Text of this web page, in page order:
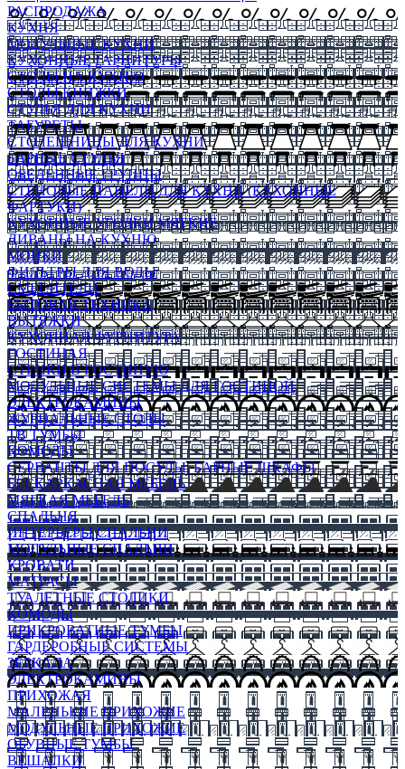
РАСПРОДАЖА
КУХНЯ
МОДУЛЬНЫЕ КУХНИ
КУХОННЫЕ ГАРНИТУРЫ
СТОЛЫ НА КУХНЮ
СТОЛЫ КНИЖКИ
СТУЛЬЯ ДЛЯ КУХНИ
ТАБУРЕТЫ
СТОЛЕШНИЦЫ ДЛЯ КУХНИ
БАРНЫЕ СТУЛЬЯ
ОБЕДЕННЫЕ ГРУППЫ
СТЕНОВЫЕ ПАНЕЛИ ДЛЯ КУХНИ (КУХОННЫЕ
ФАРТУКИ)
КУХОННЫЕ УГОЛКИ МЯГКИЕ
ДИВАНЫ НА КУХНЮ
МОЙКИ
ФИЛЬТРЫ ДЛЯ ВОДЫ
СМЕСИТЕЛИ
БЫТОВАЯ ТЕХНИКА
ВЫТЯЖКИ
КУХОННАЯ ФУРНИТУРА
ГОСТИНАЯ
СТЕНКИ В ГОСТИНУЮ
МОДУЛЬНЫЕ СИСТЕМЫ ДЛЯ ГОСТИНОЙ
ЭЛЕКТРОКАМИНЫ
ЖУРНАЛЬНЫЕ СТОЛЫ
ТВ ТУМБЫ
КОМОДЫ
СЕРВАНТЫ ДЛЯ ПОСУДЫ, БАРНЫЕ ШКАФЫ
БЕСКАРКАСНАЯ МЕБЕЛЬ
МЯГКАЯ МЕБЕЛЬ
СПАЛЬНЯ
ИНТЕРЬЕРЫ СПАЛЬНИ
МОДУЛЬНЫЕ СПАЛЬНИ
КРОВАТИ
МАТРАСЫ
ТУАЛЕТНЫЕ СТОЛИКИ
КОМОДЫ
ПРИКРОВАТНЫЕ ТУМБЫ
ГАРДЕРОБНЫЕ СИСТЕМЫ
ЗЕРКАЛА
ЭЛЕКТРОКАМИНЫ
ПРИХОЖАЯ
МАЛЕНЬКИЕ ПРИХОЖИЕ
МОДУЛЬНЫЕ ПРИХОЖИЕ
ОБУВНЫЕ ТУМБЫ
ВЕШАЛКИ